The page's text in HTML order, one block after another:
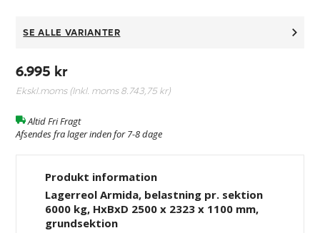
SE ALLE VARIANTER
6.995 kr
Ekskl.moms (Inkl. moms8.743,75 kr)
Altid Fri Fragt
Afsendes fra lager inden for 7-8 dage
Produkt information
Lagerreol Armida, belastning pr. sektion
6000 kg, HxBxD 2500 x 2323 x 1100 mm,
grundsektion